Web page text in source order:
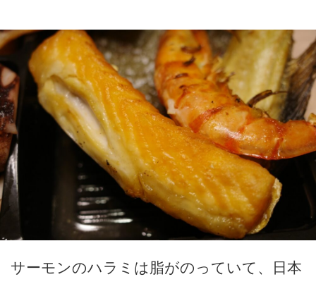
サーモンのハラミは脂がのっていて、日本